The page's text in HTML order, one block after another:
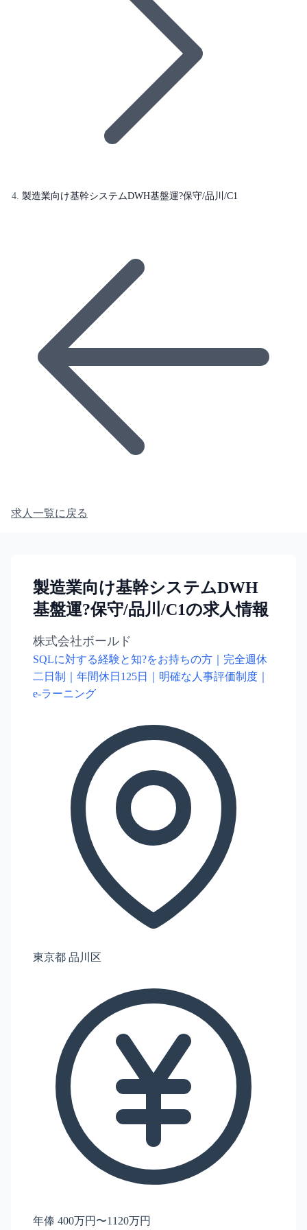
製造業向け基幹システムDWH基盤運?保守/品川/C1
求人一覧に戻る
製造業向け基幹システムDWH
基盤運?保守/品川/C1の求人情報
株式会社ボールド
SQLに対する経験と知?をお持ちの方｜完全週休
二日制｜年間休日125日｜明確な人事評価制度｜
e-ラーニング
東京都 品川区
年俸 400万円〜1120万円